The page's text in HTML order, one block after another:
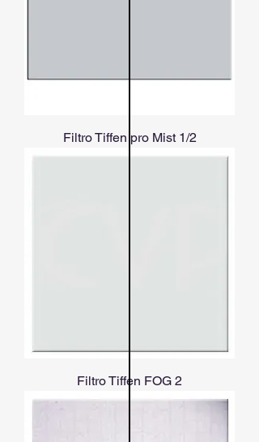
Filtro Tiffen pro Mist 1/2
Filtro Tiffen FOG 2